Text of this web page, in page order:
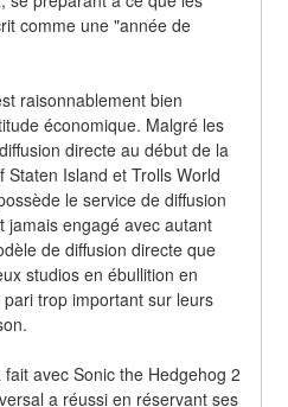
comme une "année de
raisonnablement bien
économique. Malgré les
directe au début de la
Island et Trolls World
le service de diffusion
jamais engagé avec autant
de diffusion directe que
studios en ébullition en
trop important sur leurs
avec Sonic the Hedgehog 2
a réussi en réservant ses